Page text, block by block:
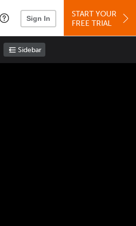
Sign In
START YOUR
FREE TRIAL
Sidebar